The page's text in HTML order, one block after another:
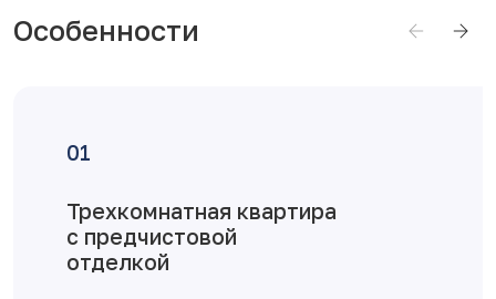
Особенности
Трехкомнатная квартира
с предчистовой
отделкой